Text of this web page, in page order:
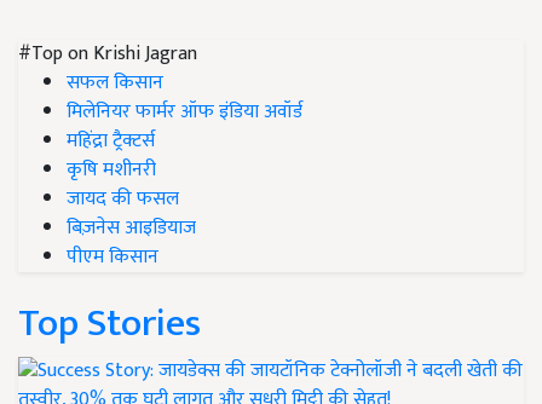
#Top on Krishi Jagran
सफल किसान
मिलेनियर फार्मर ऑफ इंडिया अवॉर्ड
महिंद्रा ट्रैक्टर्स
कृषि मशीनरी
जायद की फसल
बिज़नेस आइडियाज
पीएम किसान
Top Stories